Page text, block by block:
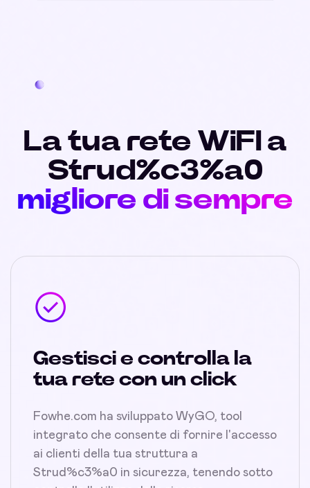
La tua rete WiFI a
Strud%c3%a0
migliore di sempre
Gestisci e controlla la
tua rete con un click
Fowhe.com ha sviluppato WyGO, tool
integrato che consente di fornire l'accesso
ai clienti della tua struttura a
Strud%c3%a0 in sicurezza, tenendo sotto